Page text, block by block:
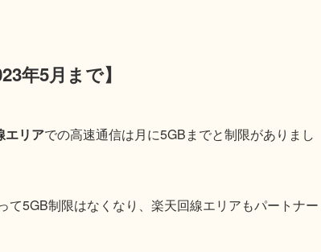
年5月まで】
エリアでの高速通信は月に5GBまでと制限がありまし
5GB制限はなくなり、楽天回線エリアもパートナー